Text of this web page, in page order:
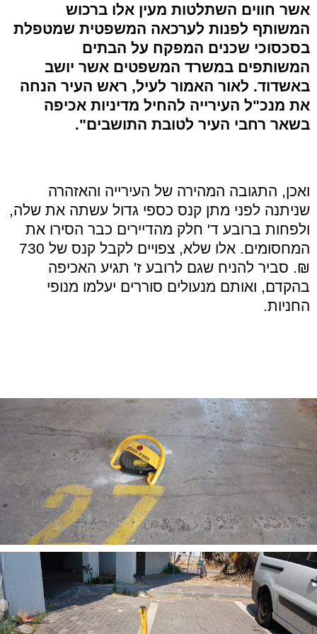
אשר חווים השתלטות מעין אלו ברכוש
המשותף לפנות לערכאה המשפטית שמטפלת
בסכסוכי שכנים המפקח על הבתים
המשותפים במשרד המשפטים אשר יושב
באשדוד. לאור האמור לעיל, ראש העיר הנחה
את מנכ"ל העירייה להחיל מדיניות אכיפה
בשאר רחבי העיר לטובת התושבים".
ואכן, התגובה המהירה של העירייה והאזהרה
שניתנה לפני מתן קנס כספי גדול עשתה את שלה,
ולפחות ברובע ד' חלק מהדיירים כבר הסירו את
המחסומים. אלו שלא, צפויים לקבל קנס של 730
₪. סביר להניח שגם לרובע ז' תגיע האכיפה
בהקדם, ואותם מנעולים סוררים יעלמו מנופי
החניות.